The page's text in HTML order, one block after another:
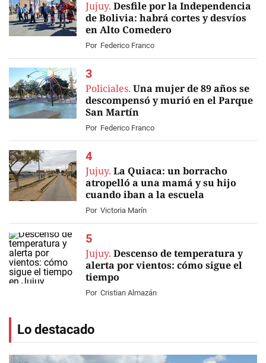
Jujuy. Desfile por la Independencia
de Bolivia: habrá cortes y desvíos
en Alto Comedero
Por Federico Franco
Policiales. Una mujer de 89 años se
descompensó y murió en el Parque
San Martín
Por Federico Franco
Jujuy. La Quiaca: un borracho
atropelló a una mamá y su hijo
cuando iban a la escuela
Por Victoria Marín
Jujuy. Descenso de temperatura y
alerta por vientos: cómo sigue el
tiempo
Por Cristian Almazán
Lo destacado